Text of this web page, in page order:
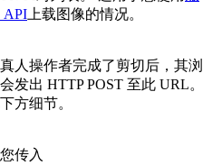
API 上载图像的情况。
人操作者完成了剪切后，其浏
发出 HTTP POST 至此 URL。
方细节。
传入